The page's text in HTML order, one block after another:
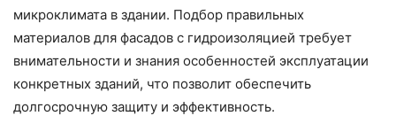
микроклимата в здании. Подбор правильных
материалов для фасадов с гидроизоляцией требует
внимательности и знания особенностей эксплуатации
конкретных зданий, что позволит обеспечить
долгосрочную защиту и эффективность.